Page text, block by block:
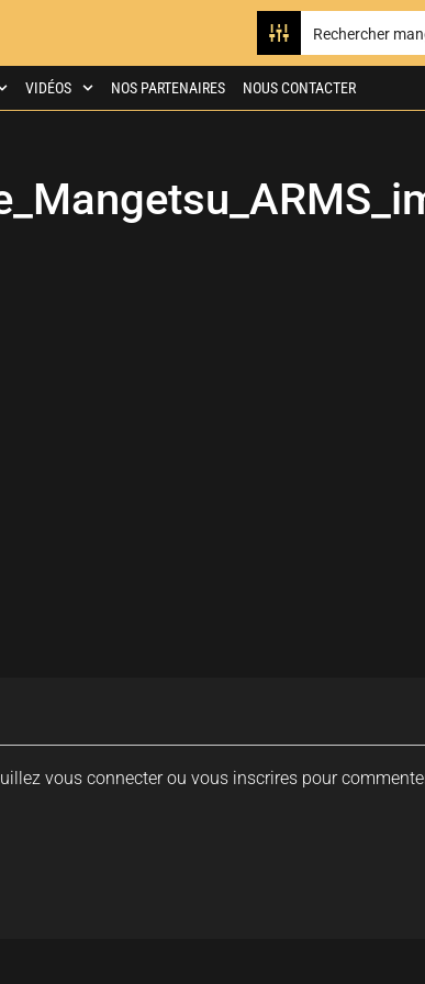
VIDÉOS NOS PARTENAIRES NOUS CONTACTER
vous connecter ou vous inscrires pour